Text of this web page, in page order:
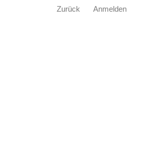
Zurück Anmelden